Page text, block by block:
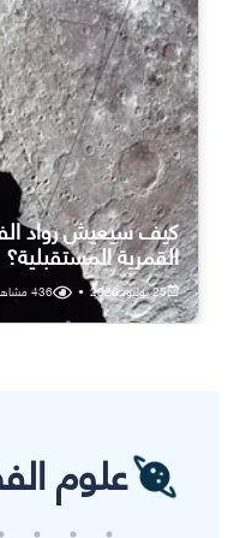
كيف سيعيش رواد
القمرية المستقبلية؟
25 يوليو، 2026 •
436
علوم